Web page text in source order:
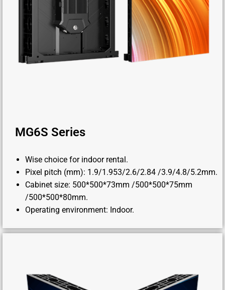
MG6S Series
Wise choice for indoor rental.
Pixel pitch (mm): 1.9/1.953/2.6/2.84 /3.9/4.8/5.2mm.
Cabinet size: 500*500*73mm /500*500*75mm
/500*500*80mm.
Operating environment: Indoor.